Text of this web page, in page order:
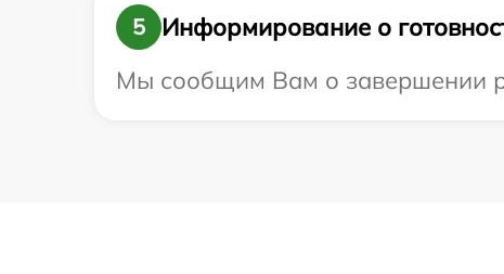
5
Информирование о
Мы сообщим Вам о завершении